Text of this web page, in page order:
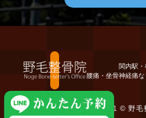
関内駅
腰痛・坐骨神経痛
2021 © 野毛